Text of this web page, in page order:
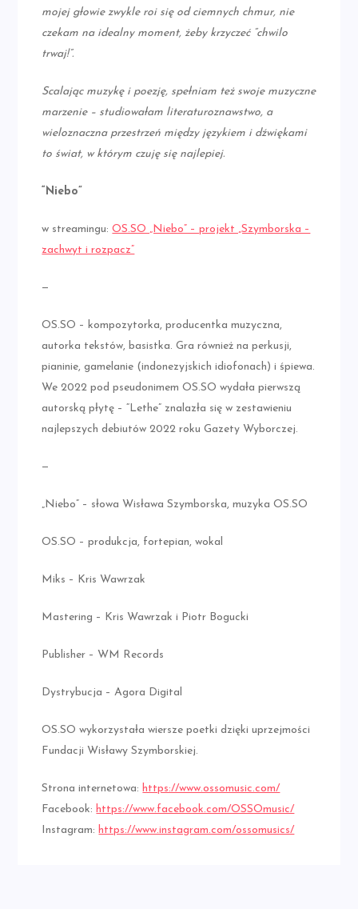
mojej głowie zwykle roi się od ciemnych chmur, nie
czekam na idealny moment, żeby krzyczeć “chwilo
trwaj!”.
Scalając muzykę i poezję, spełniam też swoje muzyczne
marzenie – studiowałam literaturoznawstwo, a
wieloznaczna przestrzeń między językiem i dźwiękami
to świat, w którym czuję się najlepiej.
“Niebo”
w streamingu:OS.SO „Niebo” – projekt „Szymborska –
zachwyt i rozpacz”
—
OS.SO – kompozytorka, producentka muzyczna,
autorka tekstów, basistka. Gra również na perkusji,
pianinie, gamelanie (indonezyjskich idiofonach) i śpiewa.
We 2022 pod pseudonimem OS.SO wydała pierwszą
autorską płytę – “Lethe” znalazła się w zestawieniu
najlepszych debiutów 2022 roku Gazety Wyborczej.
—
„Niebo” – słowa Wisława Szymborska, muzyka OS.SO
OS.SO – produkcja, fortepian, wokal
Miks – Kris Wawrzak
Mastering – Kris Wawrzak i Piotr Bogucki
Publisher – WM Records
Dystrybucja – Agora Digital
OS.SO wykorzystała wiersze poetki dzięki uprzejmości
Fundacji Wisławy Szymborskiej.
Strona internetowa:https://www.ossomusic.com/
Facebook:https://www.facebook.com/OSSOmusic/
Instagram:https://www.instagram.com/ossomusics/